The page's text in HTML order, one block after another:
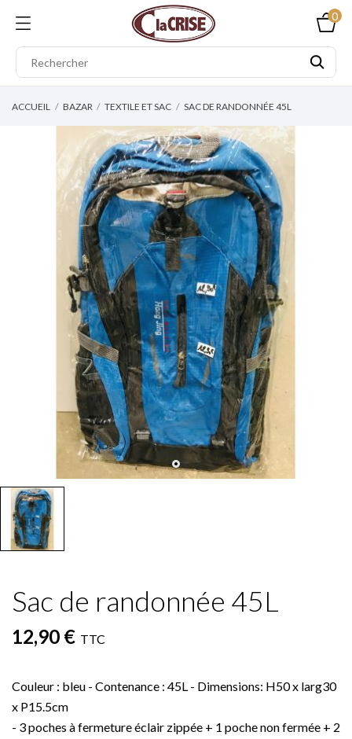
0
ACCUEIL BAZAR TEXTILE ET SAC SAC DE RANDONNÉE 45L
Sac de randonnée 45L
12,90 € TTC
Couleur : bleu - Contenance : 45L - Dimensions: H50 x larg30
x P15.5cm
- 3 poches à fermeture éclair zippée + 1 poche non fermée + 2